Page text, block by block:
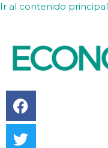
Ir al contenido principal